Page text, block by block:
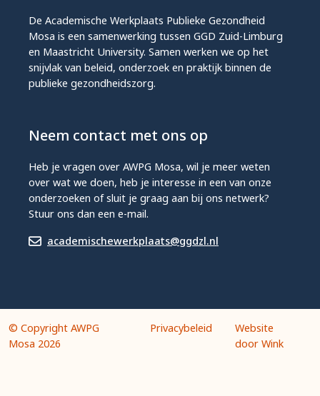
De Academische Werkplaats Publieke Gezondheid
Mosa is een samenwerking tussen GGD Zuid-Limburg
en Maastricht University. Samen werken we op het
snijvlak van beleid, onderzoek en praktijk binnen de
publieke gezondheidszorg.
Neem contact met ons op
Heb je vragen over AWPG Mosa, wil je meer weten
over wat we doen, heb je interesse in een van onze
onderzoeken of sluit je graag aan bij ons netwerk?
Stuur ons dan een e-mail.
academischewerkplaats@ggdzl.nl
© Copyright AWPG
Mosa 2026
Privacybeleid
Website
door Wink